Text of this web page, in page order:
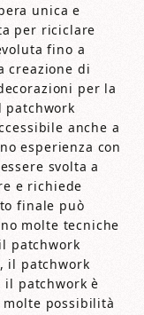
unica e
per riciclare
fino a
creazione di
per la
patchwork
anche a
esperienza con
svolta a
e richiede
finale può
molte tecniche
patchwork
il patchwork
patchwork è
molte possibilità